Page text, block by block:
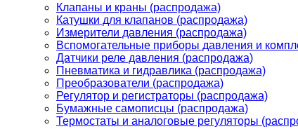
Клапаны и краны (распродажа)
Катушки для клапанов (распродажа)
Измерители давления (распродажа)
Вспомогательные приборы давления и
Датчики реле давления (распродажа)
Пневматика и гидравлика (распродажа)
Преобразователи (распродажа)
Регулятор и регистраторы (распродажа)
Бумажные самописцы (распродажа)
Термостаты и аналоговые регуляторы